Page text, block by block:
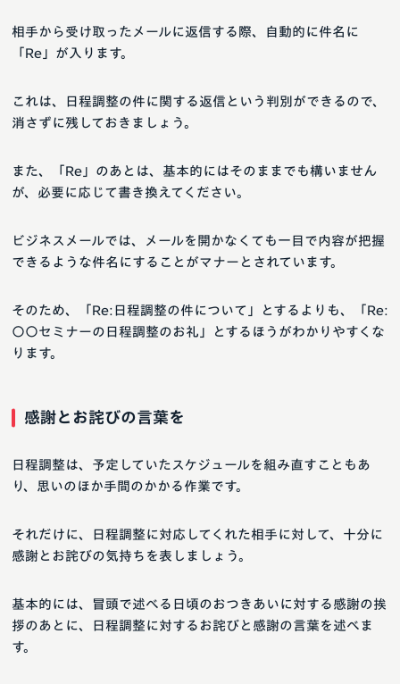
相手から受け取ったメールに返信する際、自動的に件名に
「Re」が入ります。
これは、日程調整の件に関する返信という判別ができるので、
消さずに残しておきましょう。
また、「Re」のあとは、基本的にはそのままでも構いません
が、必要に応じて書き換えてください。
ビジネスメールでは、メールを開かなくても一目で内容が把握
できるような件名にすることがマナーとされています。
そのため、「Re:日程調整の件について」とするよりも、「Re:
〇〇セミナーの日程調整のお礼」とするほうがわかりやすくな
ります。
感謝とお詫びの言葉を
日程調整は、予定していたスケジュールを組み直すこともあ
り、思いのほか手間のかかる作業です。
それだけに、日程調整に対応してくれた相手に対して、十分に
感謝とお詫びの気持ちを表しましょう。
基本的には、冒頭で述べる日頃のおつきあいに対する感謝の挨
拶のあとに、日程調整に対するお詫びと感謝の言葉を述べま
す。